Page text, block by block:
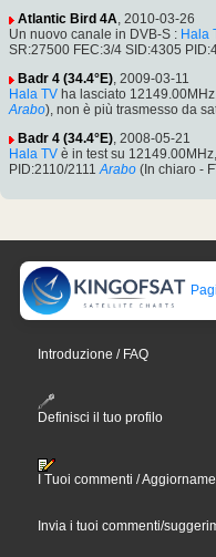
Atlantic Bird 4A, 2010-03-26
Un nuovo canale in DVB-S : Hala
SR:27500 FEC:3/4 SID:4305
Badr 4 (34.4°E), 2009-03-11
Hala TV ha lasciato
Arabo), non è più trasmesso da
Badr 4 (34.4°E), 2008-05-21
Hala TV è in test su
PID:2110/2111 Arabo (In chiaro -
Introduzione / FAQ
Definisci il tuo profilo
I Tuoi commenti /
Invia i tuoi commenti/